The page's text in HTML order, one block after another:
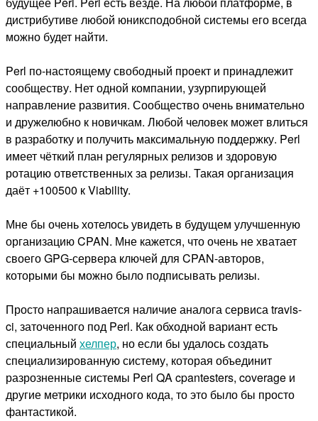
дистрибутиве любой юниксподобной системы его всегда
можно будет найти.
Perl по-настоящему свободный проект и принадлежит
сообществу. Нет одной компании, узурпирующей
направление развития. Сообщество очень внимательно
и дружелюбно к новичкам. Любой человек может влиться
в разработку и получить максимальную поддержку. Perl
имеет чёткий план регулярных релизов и здоровую
ротацию ответственных за релизы. Такая организация
даёт +100500 к Viability.
Мне бы очень хотелось увидеть в будущем улучшенную
организацию CPAN. Мне кажется, что очень не хватает
своего GPG-сервера ключей для CPAN-авторов,
которыми бы можно было подписывать релизы.
Просто напрашивается наличие аналога сервиса travis-
ci, заточенного под Perl. Как обходной вариант есть
специальный хелпер, но если бы удалось создать
специализированную систему, которая объединит
разрозненные системы Perl QA cpantesters, coverage и
другие метрики исходного кода, то это было бы просто
фантастикой.